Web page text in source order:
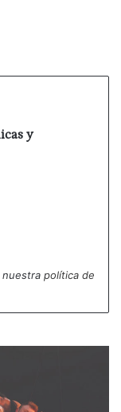
y
nuestra política de